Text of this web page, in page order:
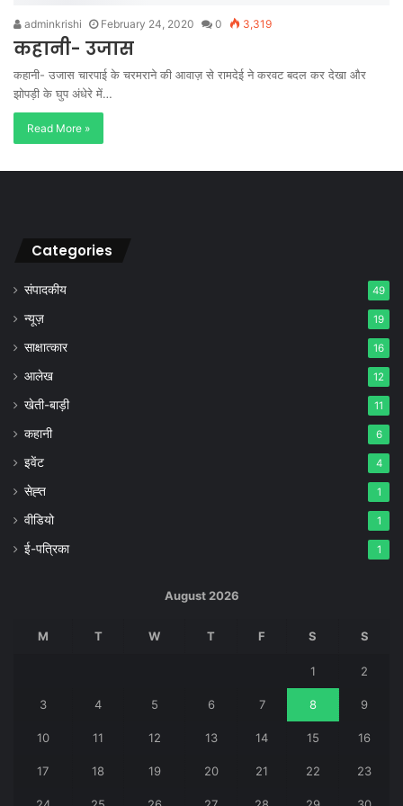
adminkrishi February 24, 2020 0 3,319
कहानी- उजास
कहानी- उजास चारपाई के चरमराने की आवाज़ से रामदेई ने करवट बदल कर देखा और
झोपड़ी के घुप अंधेरे में…
Read More »
Categories
संपादकीय 49
न्यूज़ 19
साक्षात्कार 16
आलेख 12
खेती-बाड़ी 11
कहानी 6
इवेंट 4
सेह्त 1
वीडियो 1
ई-पत्रिका 1
August 2026
M T W T F S S
1 2
3 4 5 6 7 8 9
10 11 12 13 14 15 16
17 18 19 20 21 22 23